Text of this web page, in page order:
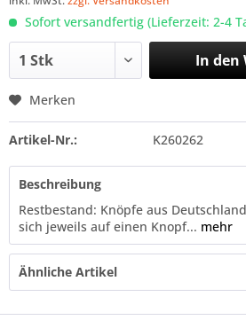
Sofort versandfertig (Lieferzeit: 2-4
In den
Merken
Artikel-Nr.: K260262
Beschreibung
Restbestand: Knöpfe aus
sich jeweils auf einen Knopf... mehr
Ähnliche Artikel